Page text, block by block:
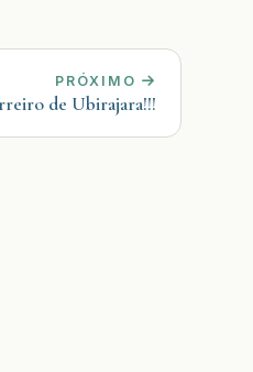
PRÓXIMO
de Ubirajara!!!